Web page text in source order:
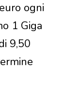
ogni
1 Giga
9,50